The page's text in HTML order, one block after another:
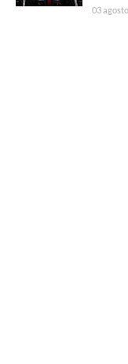
03 agosto